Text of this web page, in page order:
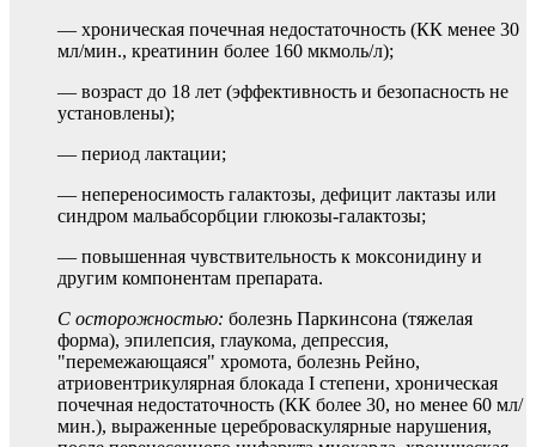
— хроническая почечная недостаточность (КК менее 30
мл/мин., креатинин более 160 мкмоль/л);
— возраст до 18 лет (эффективность и безопасность не
установлены);
— период лактации;
— непереносимость галактозы, дефицит лактазы или
синдром мальабсорбции глюкозы-галактозы;
— повышенная чувствительность к моксонидину и
другим компонентам препарата.
С осторожностью: болезнь Паркинсона (тяжелая
форма), эпилепсия, глаукома, депрессия,
"перемежающаяся" хромота, болезнь Рейно,
атриовентрикулярная блокада I степени, хроническая
почечная недостаточность (КК более 30, но менее 60 мл/
мин.), выраженные цереброваскулярные нарушения,